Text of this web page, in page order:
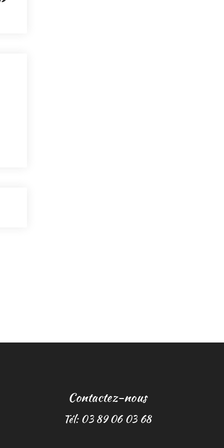
Contactez-nous
Tél: 03 89 06 03 68